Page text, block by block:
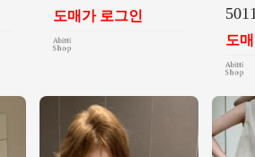
도매가 로그인
도